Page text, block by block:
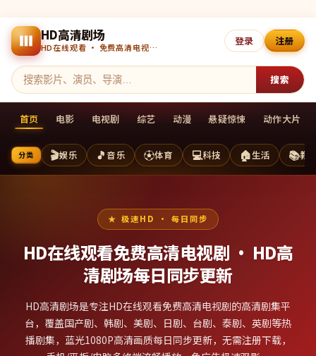
HD高清剧场
HD在线观看 · 免费高清电视剧 · 每日更新
搜索
登录 注册
首页 电影 电视剧 综艺 动漫 悬疑惊悚 动作大片
分类 🎬娱乐 🎵音乐 ⚽体育 💻科技 🏠生活 📚教
极速HD · 每日同步
HD在线观看免费高清电视剧 · HD高
清剧场每日同步更新
HD高清剧场是专注HD在线观看免费高清电视剧的高清剧集平
台，覆盖国产剧、韩剧、美剧、日剧、台剧、泰剧、英剧等热
播剧集，蓝光1080P高清画质每日同步更新，无需注册下载，